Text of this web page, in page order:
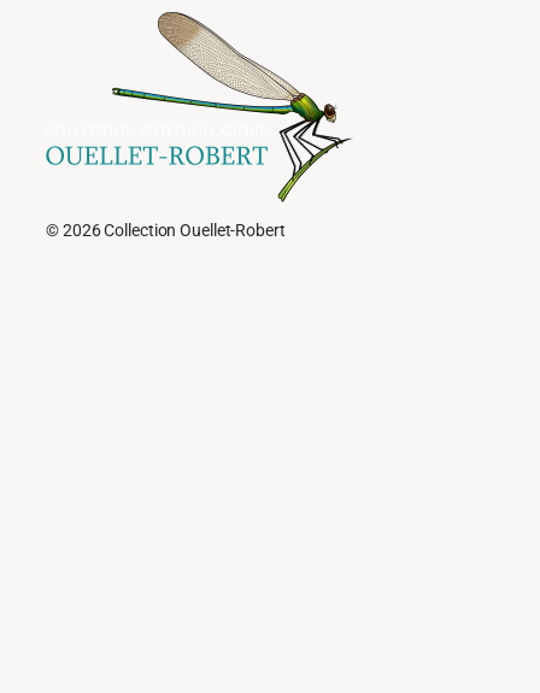
© 2026 Collection Ouellet-Robert